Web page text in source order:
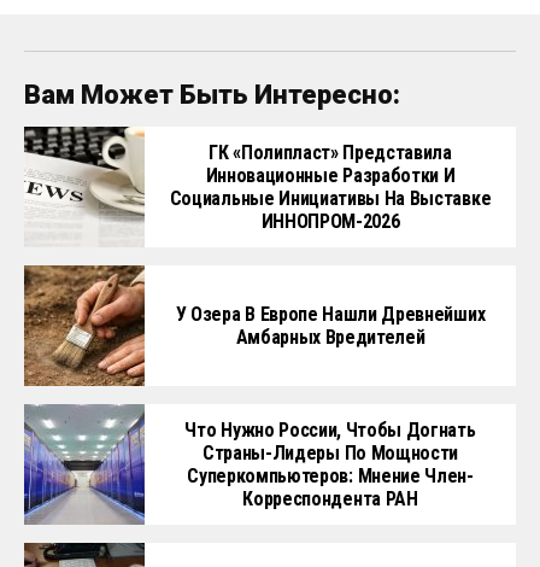
Вам Может Быть Интересно:
ГК «Полипласт» Представила
Инновационные Разработки И
Социальные Инициативы На Выставке
ИННОПРОМ-2026
У Озера В Европе Нашли Древнейших
Амбарных Вредителей
Что Нужно России, Чтобы Догнать
Страны-Лидеры По Мощности
Суперкомпьютеров: Мнение Член-
Корреспондента РАН